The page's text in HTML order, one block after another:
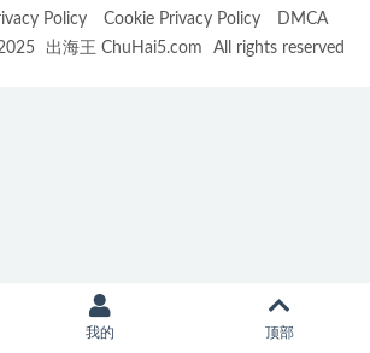
Policy Cookie Privacy Policy
DMCA
出海王 ChuHai5.com All rights reserved
我的 顶部